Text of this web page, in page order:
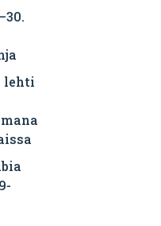
lehti